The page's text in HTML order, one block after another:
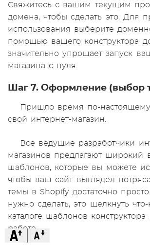
Свяжитесь с вашим текущим
домена, чтобы сделать это. Для
использования выберите
помощью вашего конструктора
значительно упрощает запуск
магазина с нуля.
Шаг 7. Оформление (выбор
Пришло время по-
свой интернет-магазин.
Все ведущие разработчики
магазинов предлагают широкий
шаблонов, которые вы можете
чтобы ваш сайт выглядел
темы в Shopify достаточно
нужно сделать, это щелкнуть
каталоге шаблонов
работе.